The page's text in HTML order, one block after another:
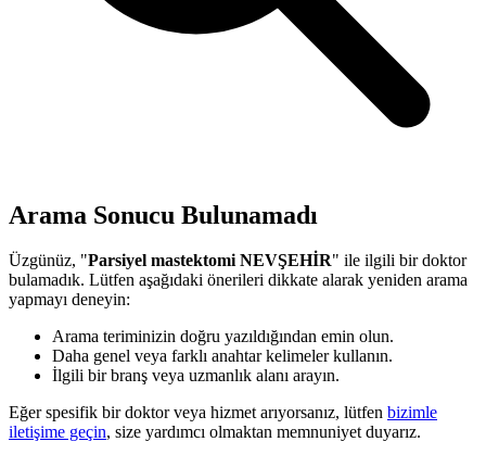
Arama Sonucu Bulunamadı
Üzgünüz, "Parsiyel mastektomi NEVŞEHİR" ile ilgili bir doktor
bulamadık. Lütfen aşağıdaki önerileri dikkate alarak yeniden arama
yapmayı deneyin:
Arama teriminizin doğru yazıldığından emin olun.
Daha genel veya farklı anahtar kelimeler kullanın.
İlgili bir branş veya uzmanlık alanı arayın.
Eğer spesifik bir doktor veya hizmet arıyorsanız, lütfen bizimle
iletişime geçin, size yardımcı olmaktan memnuniyet duyarız.